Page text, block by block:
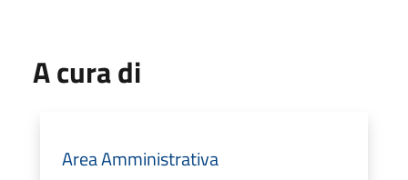
A cura di
Area Amministrativa